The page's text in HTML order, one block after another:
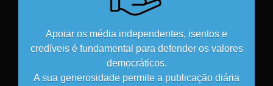
Apoiar os média independentes, isentos e
credíveis é fundamental para defender os valores
democráticos.
A sua generosidade permite a publicação diária